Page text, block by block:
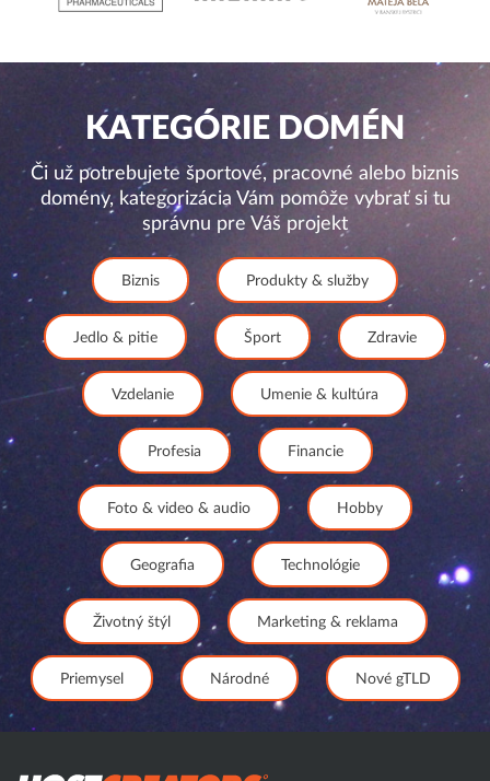
KATEGÓRIE DOMÉN
Či už potrebujete športové, pracovné alebo biznis
domény, kategorizácia Vám pomôže vybrať si tu
správnu pre Váš projekt
Biznis Produkty & služby
Jedlo & pitie Šport Zdravie
Vzdelanie Umenie & kultúra
Profesia Financie
Foto & video & audio Hobby
Geografia Technológie
Životný štýl Marketing & reklama
Priemysel Národné Nové gTLD